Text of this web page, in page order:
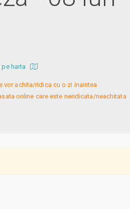
pe harta
vor achita/ridica cu o zi inaintea
online care este neridicata/neachitata